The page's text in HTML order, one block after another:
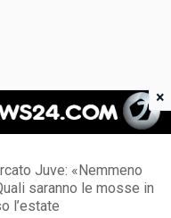
24
Juve: «Nemmeno
saranno le mosse in
l’estate
×